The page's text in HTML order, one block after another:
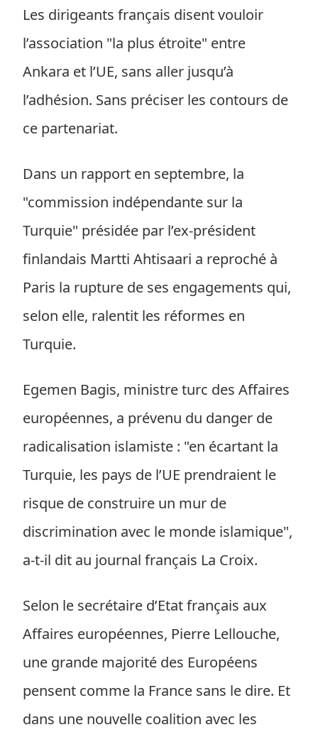
Les dirigeants français disent vouloir
l’association "la plus étroite" entre
Ankara et l’UE, sans aller jusqu’à
l’adhésion. Sans préciser les contours de
ce partenariat.
Dans un rapport en septembre, la
"commission indépendante sur la
Turquie" présidée par l’ex-président
finlandais Martti Ahtisaari a reproché à
Paris la rupture de ses engagements qui,
selon elle, ralentit les réformes en
Turquie.
Egemen Bagis, ministre turc des Affaires
européennes, a prévenu du danger de
radicalisation islamiste : "en écartant la
Turquie, les pays de l’UE prendraient le
risque de construire un mur de
discrimination avec le monde islamique",
a-t-il dit au journal français La Croix.
Selon le secrétaire d’Etat français aux
Affaires européennes, Pierre Lellouche,
une grande majorité des Européens
pensent comme la France sans le dire. Et
dans une nouvelle coalition avec les